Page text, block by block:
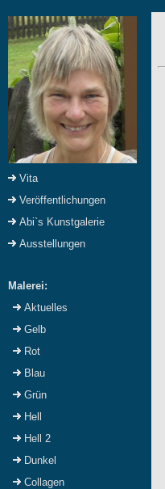
Vita
Veröffentlichungen
Abi`s Kunstgalerie
Ausstellungen
Malerei:
Aktuelles
Gelb
Rot
Blau
Grün
Hell
Hell 2
Dunkel
Collagen